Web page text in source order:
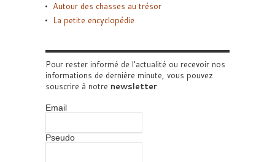
Autour des chasses au trésor
La petite encyclopédie
Pour rester informé de l'actualité ou recevoir nos
informations de dernière minute, vous pouvez
souscrire à notre newsletter.
Email
Pseudo